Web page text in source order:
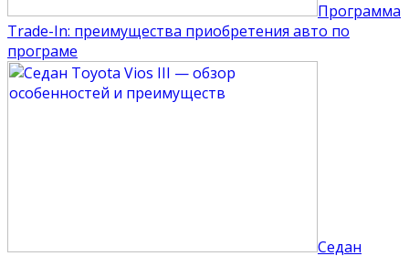
Программа
Trade-In: преимущества приобретения авто по
програме
Седан